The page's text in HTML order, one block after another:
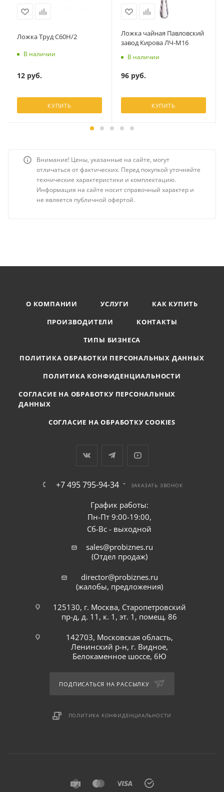
Ложка Труд С60Н/2
В наличии
12руб.
КУПИТЬ
Ложка чайная Павловский
завод Кирова ЛЧ-М16
В наличии
96руб.
КУПИТЬ
Внимание! Цены, указанные на сайте, могут
отличаться от фактических. Перед покупкой уточняйте
технические характеристики и комплектацию.
Информация на сайте носит справочный характер и
не является публичной офертой.
О КОМПАНИИ УСЛУГИ
КАК КУПИТЬ
ПРОИЗВОДИТЕЛИ
КОНТАКТЫ
ТИПЫ БИЗНЕСА
ПОЛИТИКА ОБРАБОТКИ ПЕРСОНАЛЬНЫХ ДАННЫХ
ПОЛИТИКА КОНФИДЕНЦИАЛЬНОСТИ
СОГЛАСИЕ НА ОБРАБОТКУ ПЕРСОНАЛЬНЫХ
ДАННЫХ
СОГЛАСИЕ НА ОБРАБОТКУ COOKIES
+7 495 795-94-34 ЗАКАЗАТЬ ЗВОНОК
График работы:
Пн-Пт 9:00-19:00,
Сб-Вс - выходной
sales@probiznes.ru
(Отдел продаж)
director@probiznes.ru
(жалобы, предложения)
125130, г. Москва, Старопетровский
пр-д, д. 11, к. 1, эт. 1, помещ. 86
142703, Московская область,
Ленинский р-н, г. Видное,
Белокаменное шоссе, 6Ю
ПОДПИСАТЬСЯ НА РАССЫЛКУ
ПОЛИТИКА КОНФИДЕНЦИАЛЬНОСТИ